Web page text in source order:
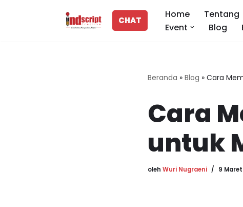
CHAT
Home Tentang
Event
Blog
Beranda » Blog » Cara
Cara
untuk
oleh Wuri Nugraeni 9 Maret